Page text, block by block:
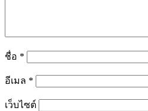
ชื่อ *
อีเมล *
เว็บไซต์